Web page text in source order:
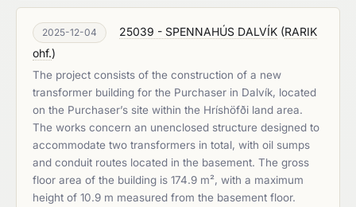
2025-12-04 25039 - SPENNAHÚS DALVÍK (RARIK
ohf.)
The project consists of the construction of a new
transformer building for the Purchaser in Dalvík, located
on the Purchaser’s site within the Hríshöfði land area.
The works concern an unenclosed structure designed to
accommodate two transformers in total, with oil sumps
and conduit routes located in the basement. The gross
floor area of the building is 174.9 m², with a maximum
height of 10.9 m measured from the basement floor.